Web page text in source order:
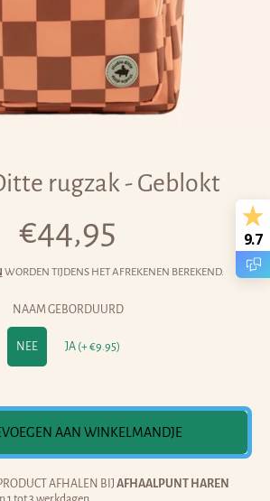
rugzak - Geblokt
Normale
prijs
€44,95
WORDEN TIJDENS HET AFREKENEN BEREKEND.
NAAM GEBORDUURD
NEE JA (+ €9.95)
AAN WINKELMANDJE
AFHALEN BIJ AFHAALPUNT HAREN
9.7